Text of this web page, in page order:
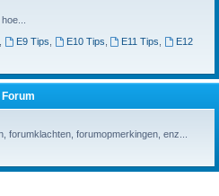
E9 Tips E10 Tips E11 Tips
E12
Forum
forumklachten, forumopmerkingen, enz...